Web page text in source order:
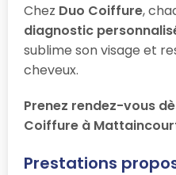
Chez Duo Coiffure,
diagnostic
sublime son visage et
cheveux.
Prenez rendez-vous
Coiffure à
Prestations